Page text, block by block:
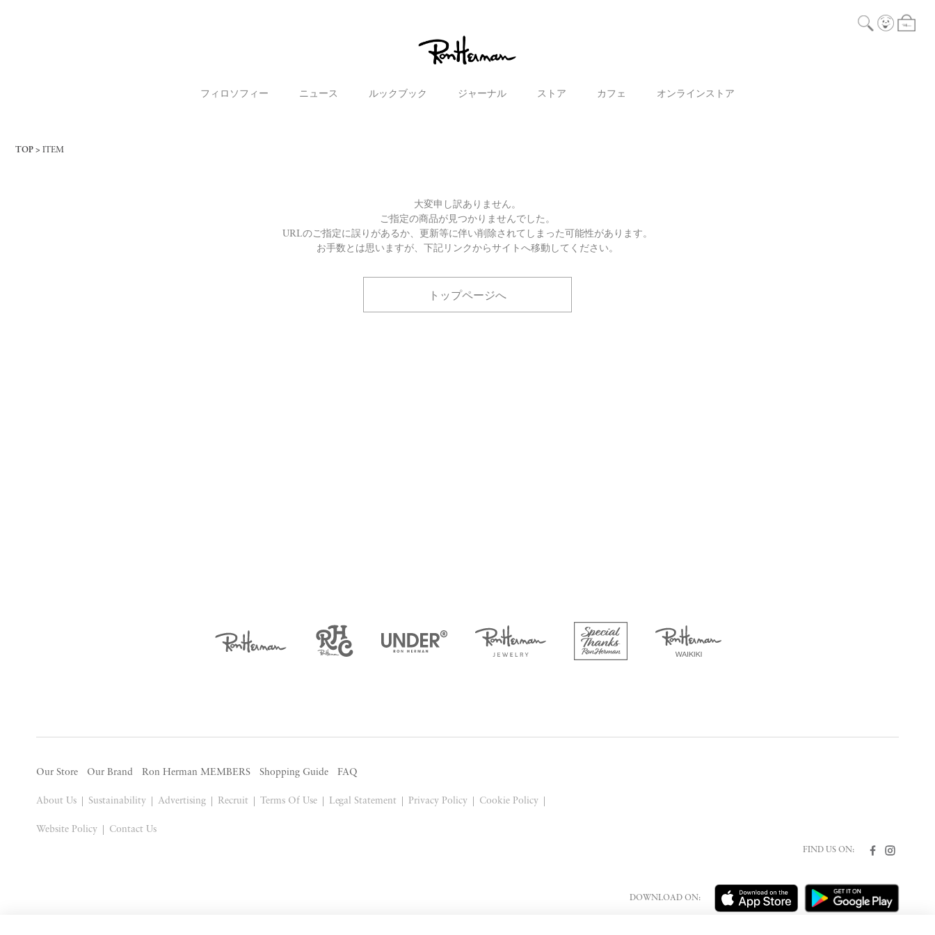
フィロソフィー ニュース ルックブック ジャーナル ストア カフェ オンラインストア
TOP ITEM
大変申し訳ありません。
ご指定の商品が見つかりませんでした。
URLのご指定に誤りがあるか、更新等に伴い削除されてしまった可能性があります。
お手数とは思いますが、下記リンクからサイトへ移動してください。
トップページへ
Our Store Our Brand Ron Herman MEMBERS Shopping Guide FAQ
About Us Sustainability Advertising Recruit Terms Of Use Legal Statement Privacy Policy Cookie Policy
Website Policy Contact Us
FIND US ON:
DOWNLOAD ON: